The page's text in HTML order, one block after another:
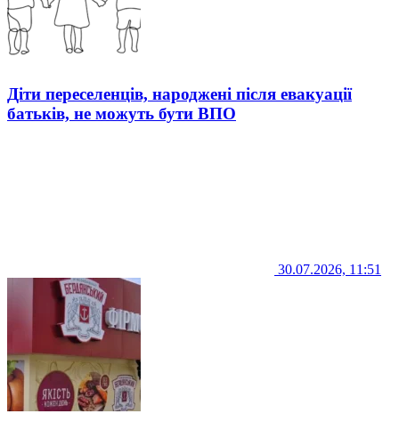
Діти переселенців, народжені після евакуації
батьків, не можуть бути ВПО
30.07.2026, 11:51